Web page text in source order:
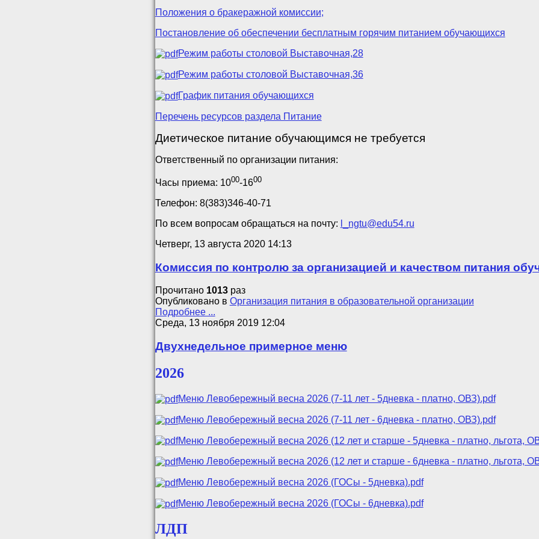
Положения о бракеражной комиссии;
Постановление об обеспечении бесплатным горячим питанием обучающихся
Режим работы столовой Выставочная,28
Режим работы столовой Выставочная,36
График питания обучающихся
Перечень ресурсов раздела Питание
Диетическое питание обучающимся не требуется
Ответственный по организации питания:
Часы приема: 1000-1600
Телефон: 8(383)346-40-71
По всем вопросам обращаться на почту:
l_ngtu@edu54.ru
Четверг, 13 августа 2020 14:13
Комиссия по контролю за организацией и качеством питания
Прочитано 1013раз
Опубликовано в Организация питания в образовательной организации
Подробнее ...
Среда, 13 ноября 2019 12:04
Двухнедельное примерное меню
2026
Меню Левобережный весна 2026 (7-11 лет - 5дневка - платно, ОВЗ).pdf
Меню Левобережный весна 2026 (7-11 лет - 6дневка - платно, ОВЗ).pdf
Меню Левобережный весна 2026 (12 лет и старше - 5дневка - платно, льгота,
Меню Левобережный весна 2026 (12 лет и старше - 6дневка - платно, льгота,
Меню Левобережный весна 2026 (ГОСы - 5дневка).pdf
Меню Левобережный весна 2026 (ГОСы - 6дневка).pdf
ЛДП